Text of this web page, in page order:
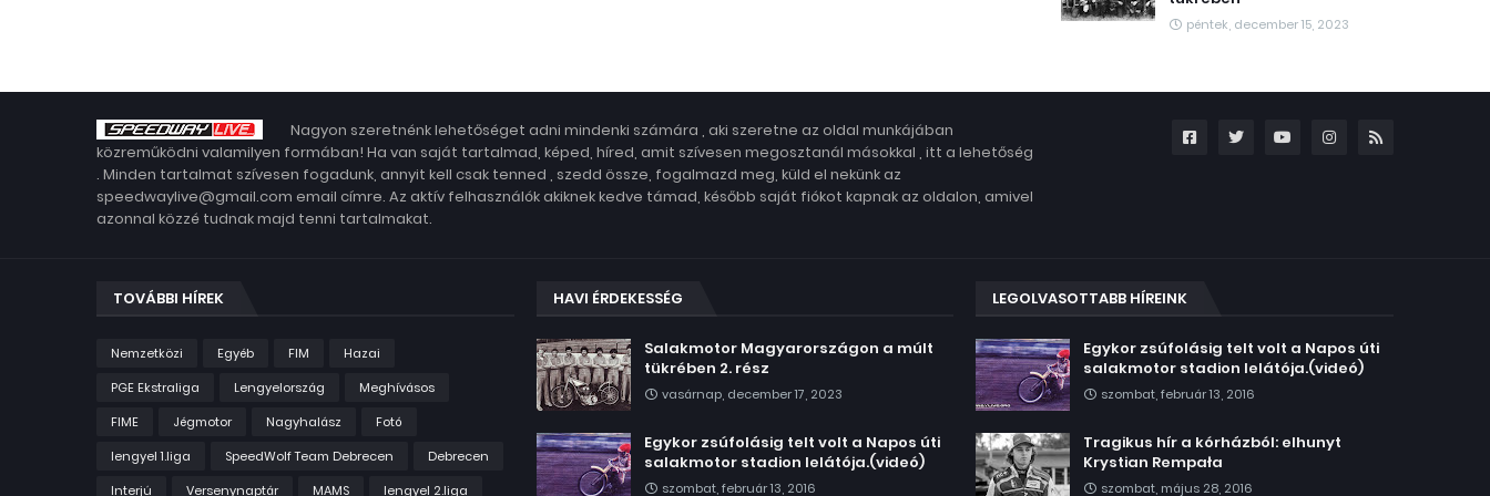
péntek, december 15, 2023
Nagyon szeretnénk lehetőséget adni mindenki számára , aki szeretne az oldal munkájában
közreműködni valamilyen formában! Ha van saját tartalmad, képed, híred, amit szívesen megosztanál másokkal , itt a lehetőség
. Minden tartalmat szívesen fogadunk, annyit kell csak tenned , szedd össze, fogalmazd meg, küld el nekünk az
speedwaylive@gmail.com email címre. Az aktív felhasználók akiknek kedve támad, később saját fiókot kapnak az oldalon, amivel
azonnal közzé tudnak majd tenni tartalmakat.
TOVÁBBI HÍREK
Nemzetközi Egyéb FIM
Hazai
PGE Ekstraliga
Lengyelország
Meghívásos
FIME
Jégmotor Nagyhalász
Fotó
lengyel 1.liga
SpeedWolf Team Debrecen
Debrecen
Interjú
Versenynaptár MAMS lengyel 2.liga
HAVI ÉRDEKESSÉG
Salakmotor Magyarországon a múlt
tükrében 2. rész
vasárnap, december 17, 2023
Egykor zsúfolásig telt volt a Napos úti
salakmotor stadion lelátója.(videó)
szombat, február 13, 2016
LEGOLVASOTTABB HÍREINK
Egykor zsúfolásig telt volt a Napos úti
salakmotor stadion lelátója.(videó)
szombat, február 13, 2016
Tragikus hír a kórházból: elhunyt
Krystian Rempała
szombat, május 28, 2016